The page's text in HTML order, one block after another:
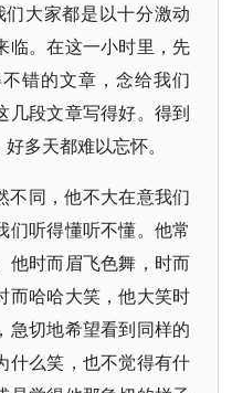
大家都是以十分激动
临。在这一小时里，先
错的文章，念给我们
几段文章写得好。得到
多天都难以忘怀。
不同，他不大在意我们
们听得懂听不懂。他常
他时而眉飞色舞，时而
而哈哈大笑，他大笑时
急切地希望看到同样的
什么笑，也不觉得有什